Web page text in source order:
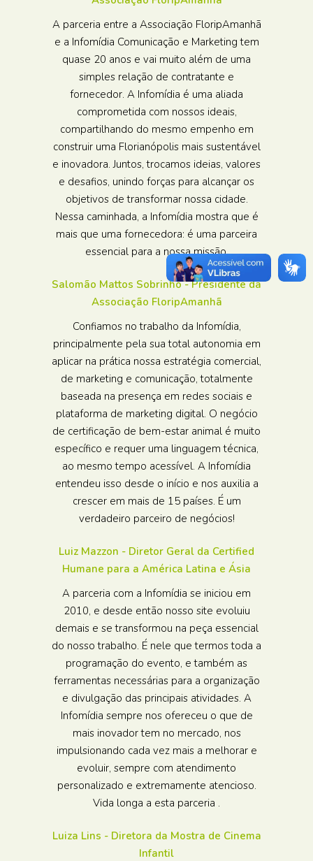
A parceria entre a Associação FloripAmanhã
e a Infomídia Comunicação e Marketing tem
quase 20 anos e vai muito além de uma
simples relação de contratante e
fornecedor. A Infomídia é uma aliada
comprometida com nossos ideais,
compartilhando do mesmo empenho em
construir uma Florianópolis mais sustentável
e inovadora. Juntos, trocamos ideias, valores
e desafios, unindo forças para alcançar os
objetivos de transformar nossa cidade.
Nessa caminhada, a Infomídia mostra que é
mais que uma fornecedora: é uma parceira
essencial para a nossa missão.
Salomão Mattos Sobrinho - Presidente da
Associação FloripAmanhã
Confiamos no trabalho da Infomídia,
principalmente pela sua total autonomia em
aplicar na prática nossa estratégia comercial,
de marketing e comunicação, totalmente
baseada na presença em redes sociais e
plataforma de marketing digital. O negócio
de certificação de bem-estar animal é muito
específico e requer uma linguagem técnica,
ao mesmo tempo acessível. A Infomídia
entendeu isso desde o início e nos auxilia a
crescer em mais de 15 países. É um
verdadeiro parceiro de negócios!
Luiz Mazzon - Diretor Geral da Certified
Humane para a América Latina e Ásia
A parceria com a Infomídia se iniciou em
2010, e desde então nosso site evoluiu
demais e se transformou na peça essencial
do nosso trabalho. É nele que termos toda a
programação do evento, e também as
ferramentas necessárias para a organização
e divulgação das principais atividades. A
Infomídia sempre nos ofereceu o que de
mais inovador tem no mercado, nos
impulsionando cada vez mais a melhorar e
evoluir, sempre com atendimento
personalizado e extremamente atencioso.
Vida longa a esta parceria .
Luiza Lins - Diretora da Mostra de Cinema
Infantil